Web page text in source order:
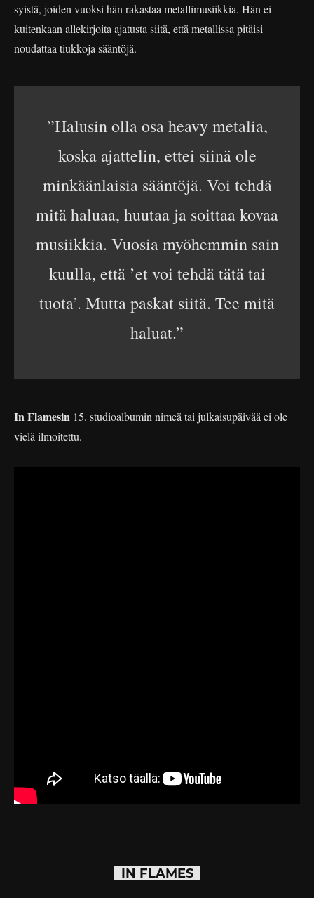
syistä, joiden vuoksi hän rakastaa metallimusiikkia. Hän ei
kuitenkaan allekirjoita ajatusta siitä, että metallissa pitäisi
noudattaa tiukkoja sääntöjä.
”Halusin olla osa heavy metalia,
koska ajattelin, ettei siinä ole
minkäänlaisia sääntöjä. Voi tehdä
mitä haluaa, huutaa ja soittaa kovaa
musiikkia. Vuosia myöhemmin sain
kuulla, että ’et voi tehdä tätä tai
tuota’. Mutta paskat siitä. Tee mitä
haluat.”
In Flamesin 15. studioalbumin nimeä tai julkaisupäivää ei ole
vielä ilmoitettu.
IN FLAMES